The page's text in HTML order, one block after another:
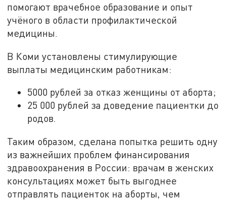
помогают врачебное образование и опыт
учёного в области профилактической
медицины.
В Коми установлены стимулирующие
выплаты медицинским работникам:
5000 рублей за отказ женщины от аборта;
25 000 рублей за доведение пациентки до
родов.
Таким образом, сделана попытка решить одну
из важнейших проблем финансирования
здравоохранения в России: врачам в женских
консультациях может быть выгоднее
отправлять пациенток на аборты, чем